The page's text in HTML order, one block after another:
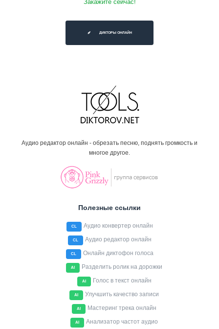
Закажите сейчас!
ДИКТОРЫ ОНЛАЙН
Аудио редактор онлайн - обрезать песню, поднять громкость и
многое другое.
Полезные ссылки
CL Аудио конвертер онлайн
CL Аудио редактор онлайн
CL Онлайн диктофон голоса
AI Разделить ролик на дорожки
AI Голос в текст онлайн
AI Улучшить качество записи
AI Мастеринг трека онлайн
AI Анализатор частот аудио